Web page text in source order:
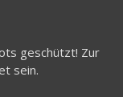
geschützt! Zur
sein.